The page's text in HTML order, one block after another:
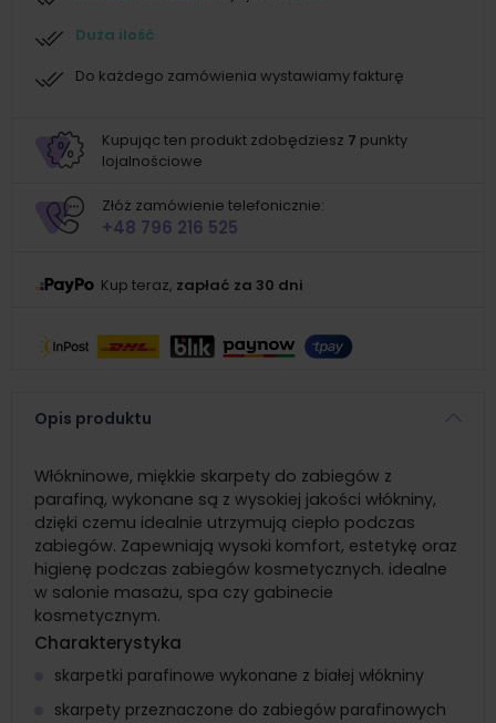
Duża ilość
Do każdego zamówienia wystawiamy fakturę
Kupując ten produkt zdobędziesz 7 punkty
lojalnościowe
Złóż zamówienie telefonicznie:
+48 796 216 525
Kup teraz, zapłać za 30 dni
Opis produktu
Włókninowe, miękkie skarpety do zabiegów z
parafiną, wykonane są z wysokiej jakości włókniny,
dzięki czemu idealnie utrzymują ciepło podczas
zabiegów. Zapewniają wysoki komfort, estetykę oraz
higienę podczas zabiegów kosmetycznych. idealne
w salonie masażu, spa czy gabinecie
kosmetycznym.
Charakterystyka
skarpetki parafinowe wykonane z białej włókniny
skarpety przeznaczone do zabiegów parafinowych